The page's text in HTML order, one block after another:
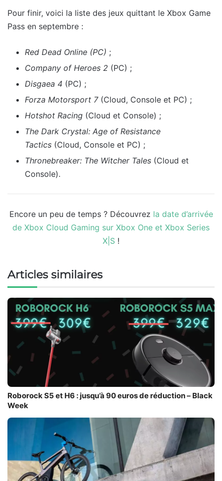
Pour finir, voici la liste des jeux quittant le Xbox Game
Pass en septembre :
Red Dead Online (PC) ;
Company of Heroes 2 (PC) ;
Disgaea 4 (PC) ;
Forza Motorsport 7 (Cloud, Console et PC) ;
Hotshot Racing (Cloud et Console) ;
The Dark Crystal: Age of Resistance
Tactics (Cloud, Console et PC) ;
Thronebreaker: The Witcher Tales (Cloud et
Console).
Encore un peu de temps ? Découvrez la date d’arrivée
de Xbox Cloud Gaming sur Xbox One et Xbox Series
X|S !
Articles similaires
Roborock S5 et H6 : jusqu’à 90 euros de réduction – Black
Week